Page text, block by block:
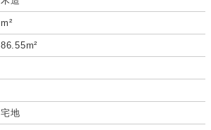
m²
86.55m²
宅地